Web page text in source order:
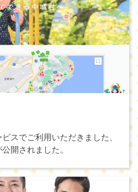
スでご利用いただきました、
開されました。